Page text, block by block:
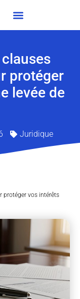
protéger
levée de
Juridique
protéger vos intérêts